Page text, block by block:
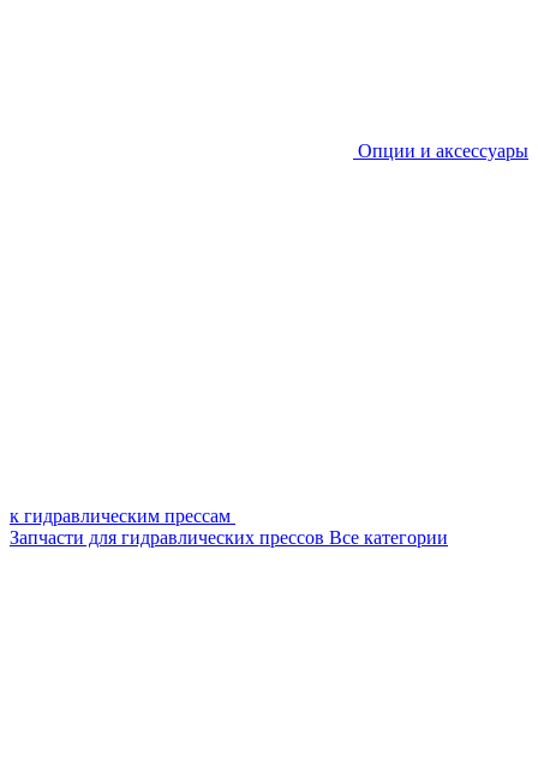
Опции и аксессуары
к гидравлическим прессам
Запчасти для гидравлических прессов Все категории